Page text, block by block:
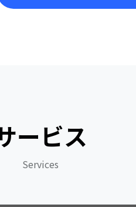
ービス
Services